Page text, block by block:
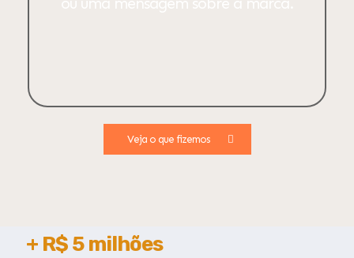
Veja o que fizemos
+ R$ 5milhões